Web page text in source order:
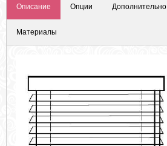
Описание Опции Дополнительно
Материалы